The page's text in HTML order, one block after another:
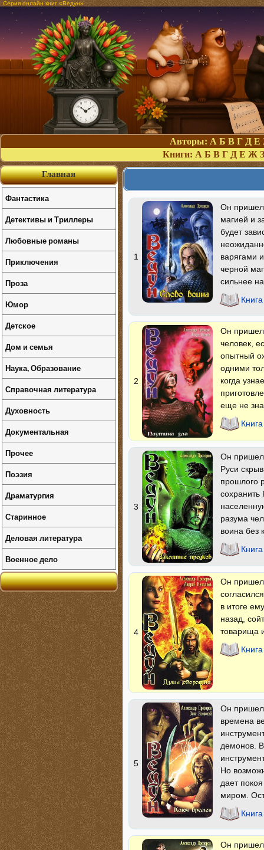
Серия онлайн книг «Ведун»
Авторы: А Б В Г Д Е
Книги: А Б В Г Д Е Ж З
1
Он пришел
магией и
будет
варягами
черной
сильнее
2
Он пришел
человек,
опытный
одними
когда
еще не
3
Он пришел
Руси
прошлого
сохранить
разума
воина без
4
Он пришел
в итоге
назад,
товарища
5
Он пришел
времена
демонов.
Но
дает
миром.
Он пришел
Главная
Фантастика
Детективы и Триллеры
Любовные романы
Приключения
Проза
Юмор
Детское
Дом и семья
Наука, Образование
Справочная литература
Духовность
Документальная
Прочее
Поэзия
Драматургия
Старинное
Деловая литература
Военное дело